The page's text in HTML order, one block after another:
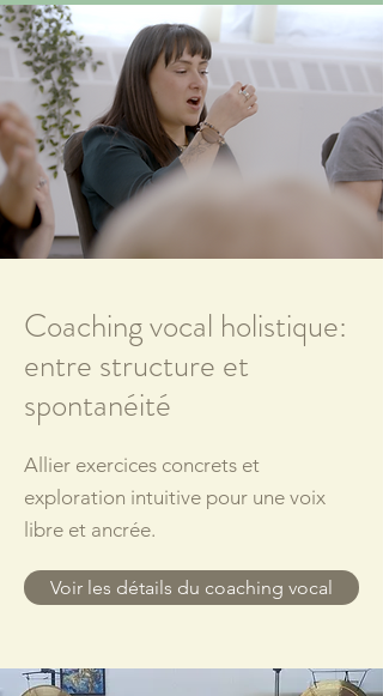
Coaching vocal holistique:
entre structure et
spontanéité
Allier exercices concrets et
exploration intuitive pour une voix
libre et ancrée.
Voir les détails du coaching vocal